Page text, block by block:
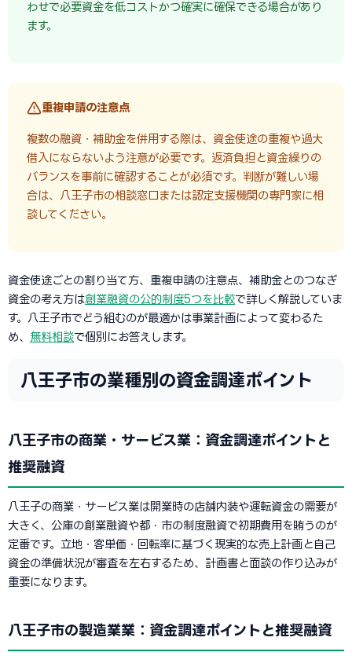
わせで必要資金を低コストかつ確実に確保できる場合があり
ます。
重複申請の注意点
複数の融資・補助金を併用する際は、資金使途の重複や過大
借入にならないよう注意が必要です。返済負担と資金繰りの
バランスを事前に確認することが必須です。判断が難しい場
合は、八王子市の相談窓口または認定支援機関の専門家に相
談してください。
資金使途ごとの割り当て方、重複申請の注意点、補助金とのつなぎ
資金の考え方は創業融資の公的制度5つを比較で詳しく解説していま
す。八王子市でどう組むのが最適かは事業計画によって変わるた
め、 無料相談で個別にお答えします。
八王子市の業種別の資金調達ポイント
八王子市の商業・サービス業：資金調達ポイントと
推奨融資
八王子の商業・サービス業は開業時の店舗内装や運転資金の需要が
大きく、公庫の創業融資や都・市の制度融資で初期費用を賄うのが
定番です。立地・客単価・回転率に基づく現実的な売上計画と自己
資金の準備状況が審査を左右するため、計画書と面談の作り込みが
重要になります。
八王子市の製造業業：資金調達ポイントと推奨融資